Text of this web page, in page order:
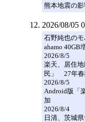
熊本地震の
2026/08/05
石野純也の
ahamo
2026/8/5
楽天、居住
民」 27年春
2026/8/5
Android版「
加
2026/8/4
日清、茨城